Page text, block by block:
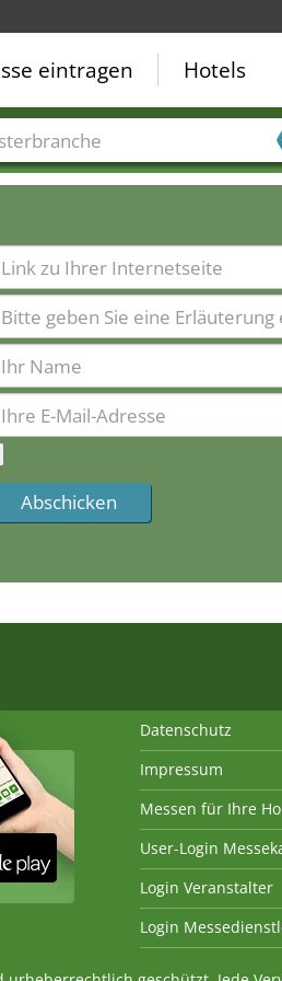
eintragen Hotels
Datenschutz
Impressum
Messen für Ihre
User-Login
Login Veranstalter
Login